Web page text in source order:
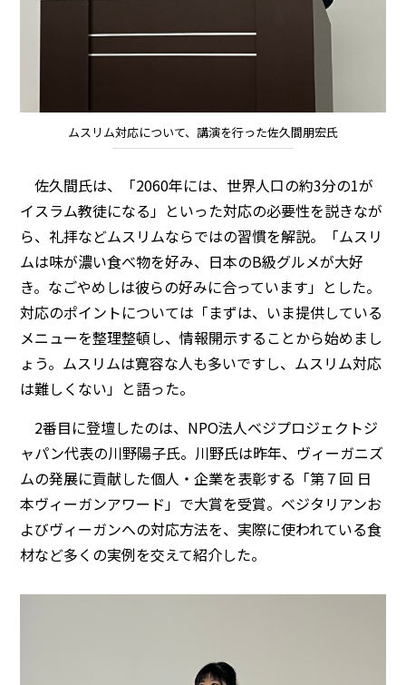
ムスリム対応について、講演を行った佐久間朋宏氏
佐久間氏は、「2060年には、世界人口の約3分の1が
イスラム教徒になる」といった対応の必要性を説きなが
ら、礼拝などムスリムならではの習慣を解説。「ムスリ
ムは味が濃い食べ物を好み、日本のB級グルメが大好
き。なごやめしは彼らの好みに合っています」とした。
対応のポイントについては「まずは、いま提供している
メニューを整理整頓し、情報開示することから始めまし
ょう。ムスリムは寛容な人も多いですし、ムスリム対応
は難しくない」と語った。
2番目に登壇したのは、NPO法人ベジプロジェクトジ
ャパン代表の川野陽子氏。川野氏は昨年、ヴィーガニズ
ムの発展に貢献した個人・企業を表彰する「第７回 日
本ヴィーガンアワード」で大賞を受賞。ベジタリアンお
よびヴィーガンへの対応方法を、実際に使われている食
材など多くの実例を交えて紹介した。